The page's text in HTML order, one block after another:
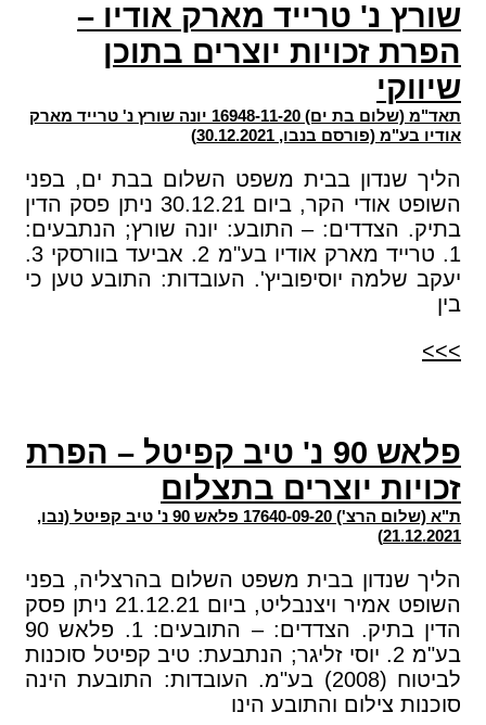
שורץ נ' טרייד מארק אודיו –
הפרת זכויות יוצרים בתוכן
שיווקי
תאד"מ (שלום בת ים) 16948-11-20 יונה שורץ נ' טרייד מארק
אודיו בע"מ (פורסם בנבו, 30.12.2021)
הליך שנדון בבית משפט השלום בבת ים, בפני
השופט אודי הקר, ביום 30.12.21 ניתן פסק הדין
בתיק. הצדדים: – התובע: יונה שורץ; הנתבעים:
1. טרייד מארק אודיו בע"מ 2. אביעד בוורסקי 3.
יעקב שלמה יוסיפוביץ'. העובדות: התובע טען כי
בין
>>>
פלאש 90 נ' טיב קפיטל – הפרת
זכויות יוצרים בתצלום
ת"א (שלום הרצ') 17640-09-20 פלאש 90 נ' טיב קפיטל (נבו,
21.12.2021)
הליך שנדון בבית משפט השלום בהרצליה, בפני
השופט אמיר ויצנבליט, ביום 21.12.21 ניתן פסק
הדין בתיק. הצדדים: – התובעים: 1. פלאש 90
בע"מ 2. יוסי זליגר; הנתבעת: טיב קפיטל סוכנות
לביטוח (2008) בע"מ. העובדות: התובעת הינה
סוכנות צילום והתובע הינו